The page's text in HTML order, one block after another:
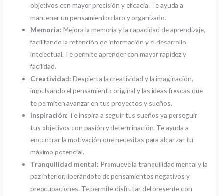
objetivos con mayor precisión y eficacia. Te ayuda a
mantener un pensamiento claro y organizado.
Memoria: Mejora la memoria y la capacidad de aprendizaje,
facilitando la retención de información y el desarrollo
intelectual. Te permite aprender con mayor rapidez y
facilidad.
Creatividad: Despierta la creatividad y la imaginación,
impulsando el pensamiento original y las ideas frescas que
te permiten avanzar en tus proyectos y sueños.
Inspiración: Te inspira a seguir tus sueños ya perseguir
tus objetivos con pasión y determinación. Te ayuda a
encontrar la motivación que necesitas para alcanzar tu
máximo potencial.
Tranquilidad mental: Promueve la tranquilidad mental y la
paz interior, liberándote de pensamientos negativos y
preocupaciones. Te permite disfrutar del presente con